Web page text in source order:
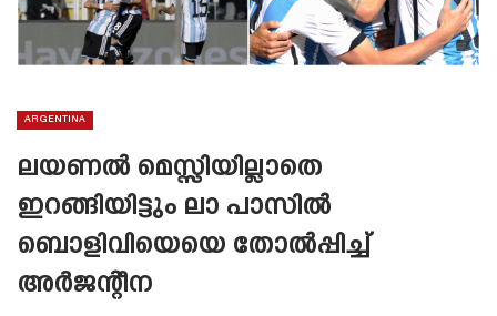
ARGENTINA
ലയണൽ മെസ്സിയില്ലാതെ
ഇറങ്ങിയിട്ടും ലാ പാസിൽ
ബൊളിവിയെയെ തോൽപ്പിച്ച്
അർജന്റീന